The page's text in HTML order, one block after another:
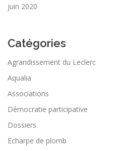
juin 2020
Catégories
Agrandissement du Leclerc
Aqualia
Associations
Démocratie participative
Dossiers
Echarpe de plomb